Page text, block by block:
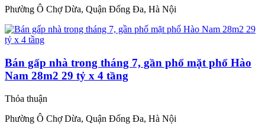
Phường Ô Chợ Dừa, Quận Đống Đa, Hà Nội
Bán gấp nhà trong tháng 7, gần phố mặt phố Hào
Nam 28m2 29 tỷ x 4 tầng
Thỏa thuận
Phường Ô Chợ Dừa, Quận Đống Đa, Hà Nội